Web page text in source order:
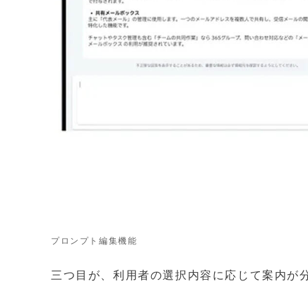
プロンプト編集機能
三つ目が、利用者の選択内容に応じて案内が